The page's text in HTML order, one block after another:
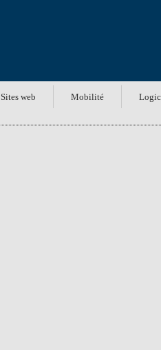
Sites web Mobilité